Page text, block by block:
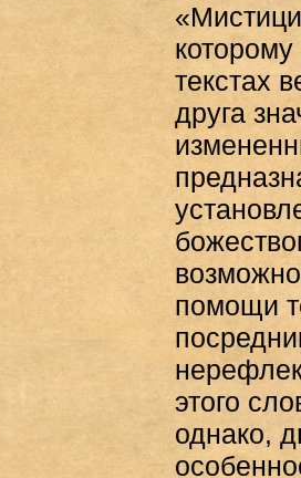
текстах
друга
помощи
этого
однако,